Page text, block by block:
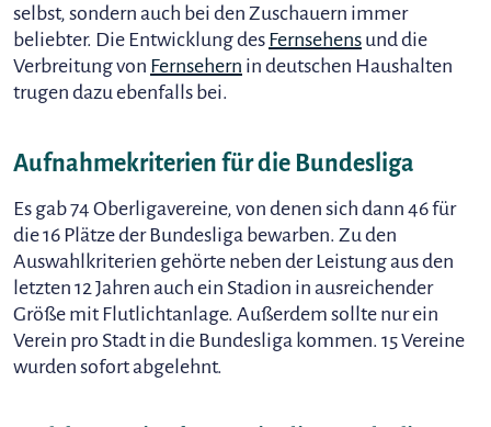
selbst, sondern auch bei den Zuschauern immer
beliebter. Die Entwicklung des Fernsehens und die
Verbreitung von Fernsehern in deutschen Haushalten
trugen dazu ebenfalls bei.
Aufnahmekriterien für die Bundesliga
Es gab 74 Oberligavereine, von denen sich dann 46 für
die 16 Plätze der Bundesliga bewarben. Zu den
Auswahlkriterien gehörte neben der Leistung aus den
letzten 12 Jahren auch ein Stadion in ausreichender
Größe mit Flutlichtanlage. Außerdem sollte nur ein
Verein pro Stadt in die Bundesliga kommen. 15 Vereine
wurden sofort abgelehnt.